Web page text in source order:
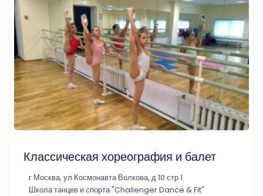
Классическая хореография и балет
г Москва, ул Космонавта Волкова, д 10 стр 1
Школа танцев и спорта "Challenger Dance & Fit"